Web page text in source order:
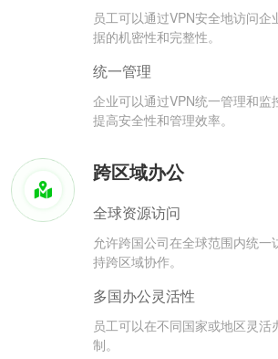
员工可以通过VPN安全地访问企
据的机密性和完整性。
统一管理
企业可以通过VPN统一管理和监
提高安全性和管理效率。
跨区域办公
全球资源访问
允许跨国公司在全球范围内统一
持跨区域协作。
多国办公灵活性
员工可以在不同国家或地区灵活
制。